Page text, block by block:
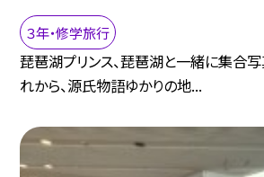
３年・修学旅行
琵琶湖プリンス、琵琶湖と一緒に集合写
れから、源氏物語ゆかりの地...